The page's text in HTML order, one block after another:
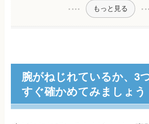
もっと見る
腕がねじれているか、3
すぐ確かめてみましょう